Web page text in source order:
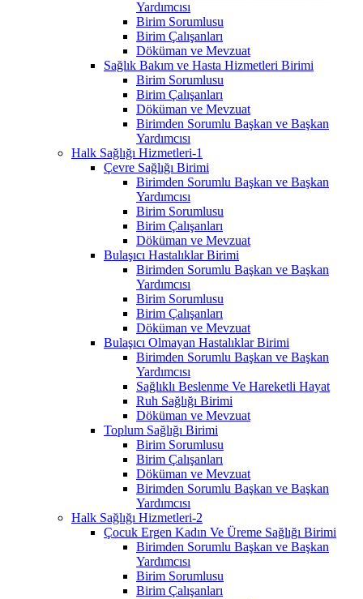
Yardımcısı
Birim Sorumlusu
Birim Çalışanları
Döküman ve Mevzuat
Sağlık Bakım ve Hasta Hizmetleri Birimi
Birim Sorumlusu
Birim Çalışanları
Döküman ve Mevzuat
Birimden Sorumlu Başkan ve Başkan
Yardımcısı
Halk Sağlığı Hizmetleri-1
Çevre Sağlığı Birimi
Birimden Sorumlu Başkan ve Başkan
Yardımcısı
Birim Sorumlusu
Birim Çalışanları
Döküman ve Mevzuat
Bulaşıcı Hastalıklar Birimi
Birimden Sorumlu Başkan ve Başkan
Yardımcısı
Birim Sorumlusu
Birim Çalışanları
Döküman ve Mevzuat
Bulaşıcı Olmayan Hastalıklar Birimi
Birimden Sorumlu Başkan ve Başkan
Yardımcısı
Sağlıklı Beslenme Ve Hareketli Hayat
Ruh Sağlığı Birimi
Döküman ve Mevzuat
Toplum Sağlığı Birimi
Birim Sorumlusu
Birim Çalışanları
Döküman ve Mevzuat
Birimden Sorumlu Başkan ve Başkan
Yardımcısı
Halk Sağlığı Hizmetleri-2
Çocuk Ergen Kadın Ve Üreme Sağlığı Birimi
Birimden Sorumlu Başkan ve Başkan
Yardımcısı
Birim Sorumlusu
Birim Çalışanları